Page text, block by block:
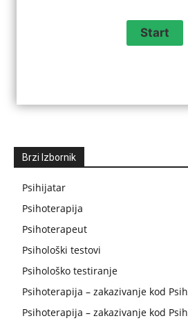
Brzi Izbornik
Psihijatar
Psihoterapija
Psihoterapeut
Psihološki testovi
Psihološko testiranje
Psihoterapija – zakazivanje kod
Psihoterapija – zakazivanje kod